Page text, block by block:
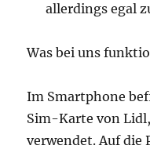
allerdings egal
Was bei uns
Im Smartphone
Sim-Karte von
verwendet. Auf die